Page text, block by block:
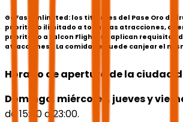
GoFast Unlimited: los titulares del Pase Oro
prioritario ilimitado a todas las atracciones,
prioritario a Falcon Flight (se aplican requisitos
atracciones). La comida se puede canjear el
Horario de apertura de la ciudad
Domingo, miércoles, jueves y
de 15:00 a 23:00.